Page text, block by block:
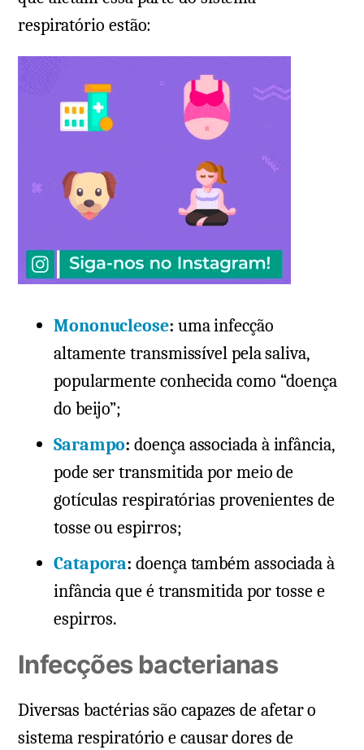
respiratório estão:
Mononucleose: uma infecção
altamente transmissível pela saliva,
popularmente conhecida como “doença
do beijo”;
Sarampo: doença associada à infância,
pode ser transmitida por meio de
gotículas respiratórias provenientes de
tosse ou espirros;
Catapora: doença também associada à
infância que é transmitida por tosse e
espirros.
Infecções bacterianas
Diversas bactérias são capazes de afetar o
sistema respiratório e causar dores de